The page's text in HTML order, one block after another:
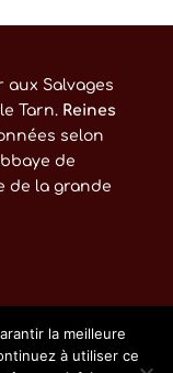
aux Salvages
Tarn. Reines
selon
de
de la grande
la meilleure
à utiliser ce